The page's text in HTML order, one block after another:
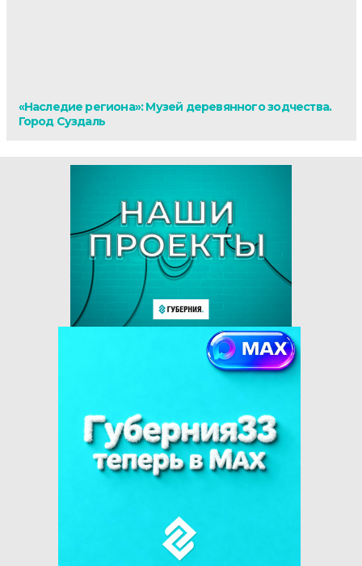
«Наследие региона»: Музей деревянного зодчества.
Город Суздаль